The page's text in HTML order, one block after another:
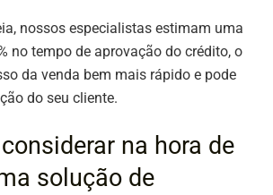
nossos especialistas estimam uma
no tempo de aprovação do crédito, o
da venda bem mais rápido e pode
do seu cliente.
na hora de
solução de